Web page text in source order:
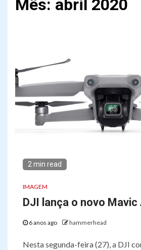
Mês: abril 2020
2 min read
IMAGEM
DJI lança o novo Mavic
6 anos ago hammerhead
Nesta segunda-feira (27), a DJI